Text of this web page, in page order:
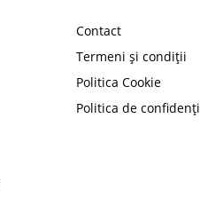
Contact
Termeni și condiții
Politica Cookie
Politica de